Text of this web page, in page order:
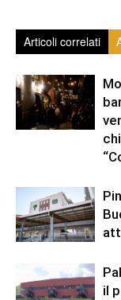
Articoli correlati
il